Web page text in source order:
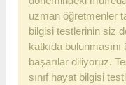
uzman öğretmenler
bilgisi testlerinin siz
katkıda
başarılar diliyoruz.
sınıf hayat bilgisi